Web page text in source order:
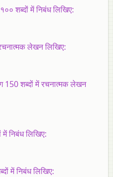
शब्दों में निबंध लिखिए:
लेखनलिखिए:
150 शब्दों में रचनात्मक लेखन
में निबंध लिखिए:
में निबंध लिखिए: